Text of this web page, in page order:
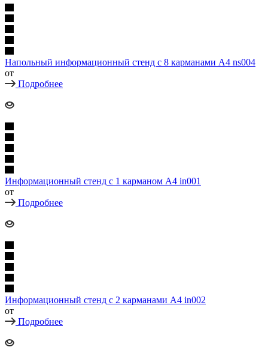
Напольный информационный стенд с 8 карманами А4 ns004
от
Подробнее
Информационный стенд с 1 карманом А4 in001
от
Подробнее
Информационный стенд с 2 карманами А4 in002
от
Подробнее